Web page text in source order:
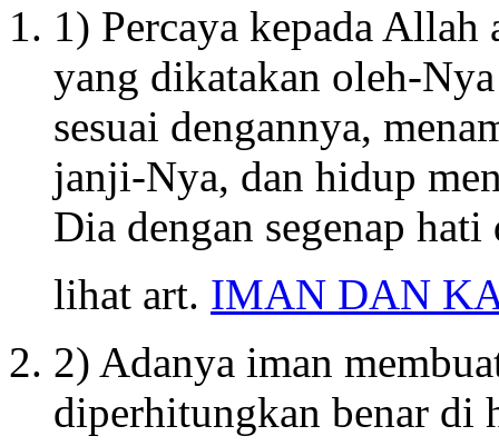
1) Percaya kepada Allah
yang dikatakan oleh-
sesuai dengannya,
janji-Nya, dan hidup
Dia dengan segenap
lihat art. IMAN DAN
2) Adanya iman
diperhitungkan benar di